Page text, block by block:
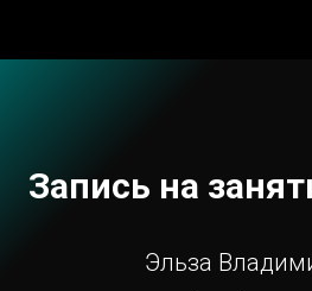
Запись на
Эльза